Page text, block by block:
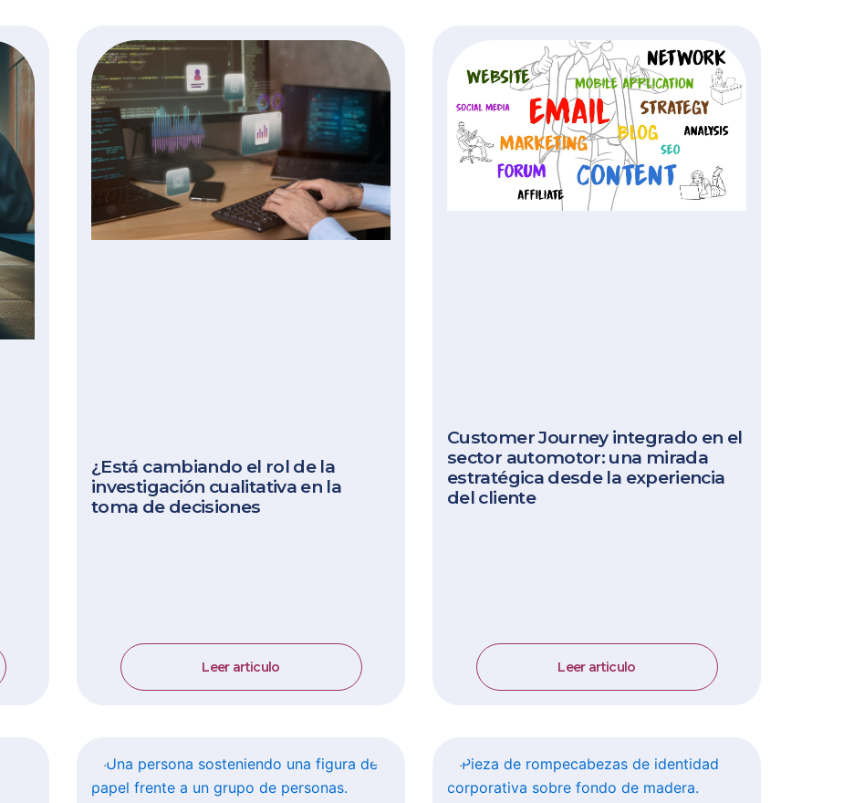
¿Está cambiando el rol de la
investigación cualitativa en la
toma de decisiones
Leer articulo
Customer Journey integrado en el
sector automotor: una mirada
estratégica desde la experiencia
del cliente
Leer articulo